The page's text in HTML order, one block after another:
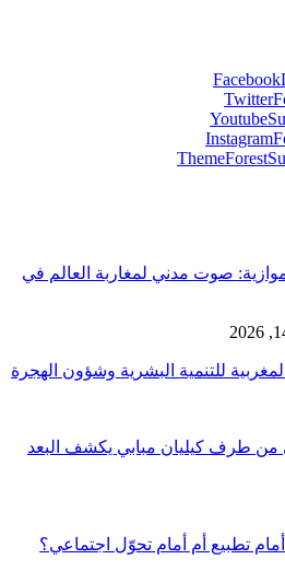
Facebook
Twitter
Youtube
Instagram
ThemeForest
صوت مدني لمغاربة العالم في
للتنمية البشرية وشؤون الهجرة
من طرف كيليان مبابي يكشف البعد
تطبيع أم أمام تحوّل اجتماعي؟